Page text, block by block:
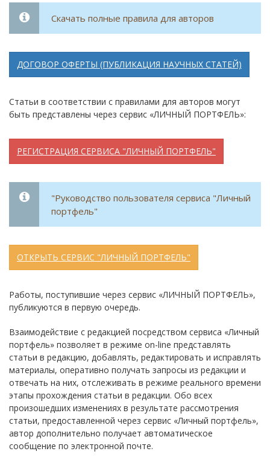
Скачать полные правила для авторов
ДОГОВОР ОФЕРТЫ (ПУБЛИКАЦИЯ НАУЧНЫХ СТАТЕЙ)
Статьи в соответствии с правилами для авторов могут
быть представлены через сервис «ЛИЧНЫЙ ПОРТФЕЛЬ»:
РЕГИСТРАЦИЯ СЕРВИСА "ЛИЧНЫЙ ПОРТФЕЛЬ"
"Руководство пользователя сервиса "Личный
портфель"
ОТКРЫТЬ СЕРВИС "ЛИЧНЫЙ ПОРТФЕЛЬ"
Работы, поступившие через сервис «ЛИЧНЫЙ ПОРТФЕЛЬ»,
публикуются в первую очередь.
Взаимодействие с редакцией посредством сервиса «Личный
портфель» позволяет в режиме on-line представлять
статьи в редакцию, добавлять, редактировать и исправлять
материалы, оперативно получать запросы из редакции и
отвечать на них, отслеживать в режиме реального времени
этапы прохождения статьи в редакции. Обо всех
произошедших изменениях в результате рассмотрения
статьи, предоставленной через сервис «Личный портфель»,
автор дополнительно получает автоматическое
сообщение по электронной почте.